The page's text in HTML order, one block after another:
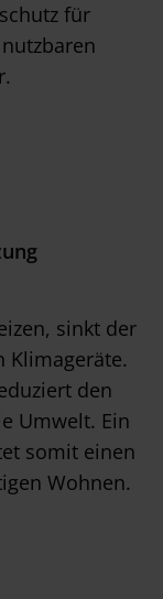
für
sinkt der
Klimageräte.
den
Umwelt. Ein
somit einen
Wohnen.